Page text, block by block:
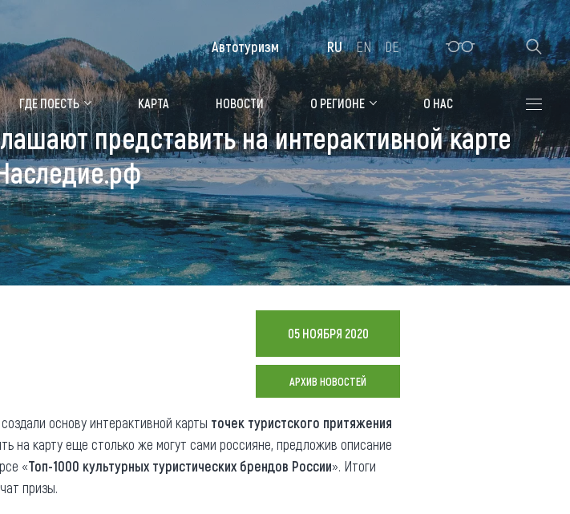
Медицинский форум Алтайская зимовка
Чем заняться
Календарь событий
Аудиогид
Мой маршрут
Где остановиться
Санатории
Гостиницы, отели
Коттеджи, базы
Сельские усадьбы
Мотели, придорожные отели
Общая информация
Как добраться
Люди, прославившие Алтай
Коллекция впечатлений
Блог путешественника
Видеогалерея
Фотогалерея
ГДЕ ПОЕСТЬ КАРТА НОВОСТИ О РЕГИОНЕ О НАС
Автотуризм RU EN DE
представить на интерактивной карте
05 НОЯБРЯ 2020
АРХИВ НОВОСТЕЙ
основу интерактивной карты точек туристского притяжения
на карту еще столько же могут сами россияне, предложив описание
«Топ-1000 культурных туристических брендов России». Итоги
призы.